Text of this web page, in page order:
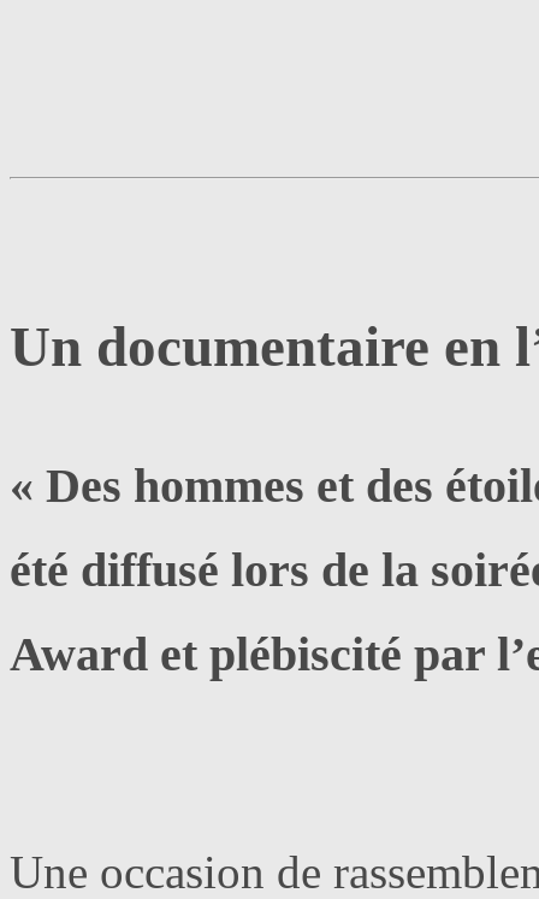
Un documentaire en
« Des hommes et des
été diffusé lors de la
Award et plébiscité par
Une occasion de